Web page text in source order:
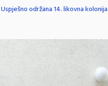
Uspješno održana 14. likovna kolonija